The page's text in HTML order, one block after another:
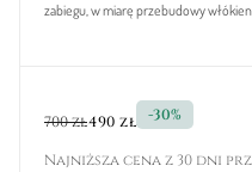
zabiegu, w miarę przebudowy
700 zł490 zł -30%
Najniższa cena z 30 dni